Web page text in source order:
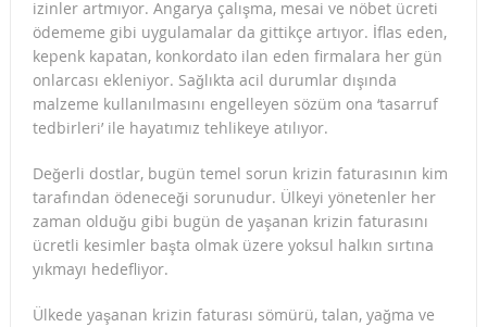
izinler artmıyor. Angarya çalışma, mesai ve nöbet ücreti
ödememe gibi uygulamalar da gittikçe artıyor. İflas eden,
kepenk kapatan, konkordato ilan eden firmalara her gün
onlarcası ekleniyor. Sağlıkta acil durumlar dışında
malzeme kullanılmasını engelleyen sözüm ona ‘tasarruf
tedbirleri’ ile hayatımız tehlikeye atılıyor.
Değerli dostlar, bugün temel sorun krizin faturasının kim
tarafından ödeneceği sorunudur. Ülkeyi yönetenler her
zaman olduğu gibi bugün de yaşanan krizin faturasını
ücretli kesimler başta olmak üzere yoksul halkın sırtına
yıkmayı hedefliyor.
Ülkede yaşanan krizin faturası sömürü, talan, yağma ve